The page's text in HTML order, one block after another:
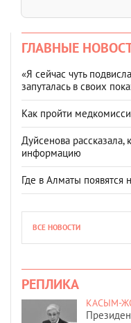
ГЛАВНЫЕ
«Я сейчас чуть
запуталась в своих
Как пройти
Дуйсенова рассказала,
информацию
Где в Алматы
ВСЕ НОВОСТИ
РЕПЛИКА
КАСЫМ-